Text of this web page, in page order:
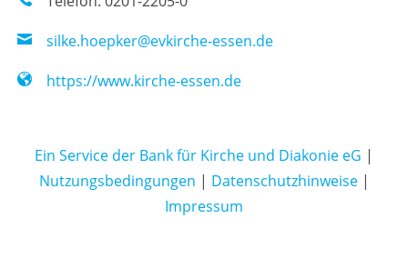
silke.hoepker@evkirche-essen.de
https://www.kirche-essen.de
Ein Service der Bank für Kirche und Diakonie eG |
Nutzungsbedingungen | Datenschutzhinweise|
Impressum